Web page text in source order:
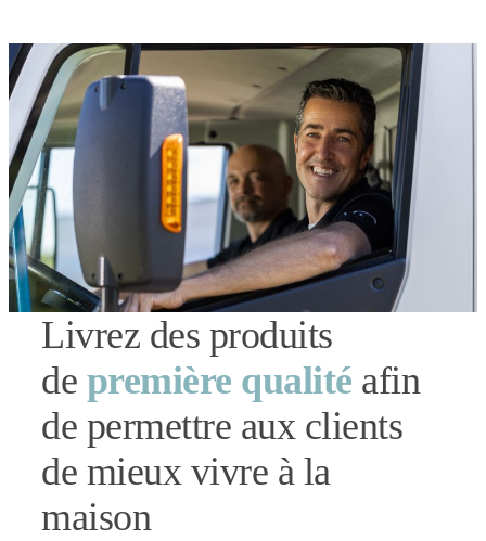
Livrez des produits
de première qualité afin
de permettre aux clients
de mieux vivre à la
maison